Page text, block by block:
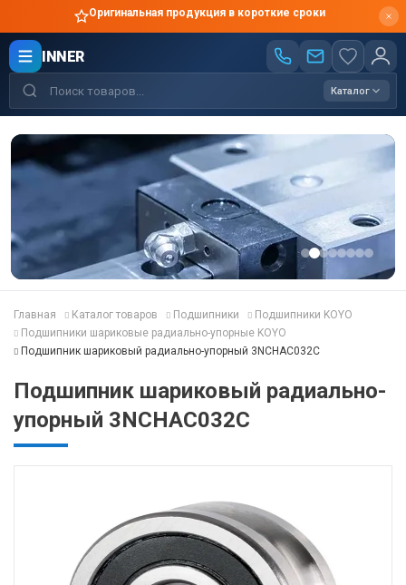
Оригинальная продукция в короткие сроки
INNER
Каталог
Главная Каталог товаров Подшипники
Подшипники KOYO
Подшипники шариковые радиально-упорные KOYO
Подшипник шариковый радиально-упорный 3NCHAC032C
Подшипник шариковый радиально-
упорный 3NCHAC032C